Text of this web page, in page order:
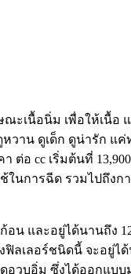
ะเนื้อนิ่ม เพื่อให้เนื้อ
วาน ดูเด็ก ดูน่ารัก แ
ต่อ cc เริ่มต้นที่
นการฉีด รวมไปถึงก
น และอยู่ได้นานถึง 12
ลเลอร์ชนิดนี้ จะอยู่ได้
อวบอิ่ม ซึ่งได้ออกแบบ